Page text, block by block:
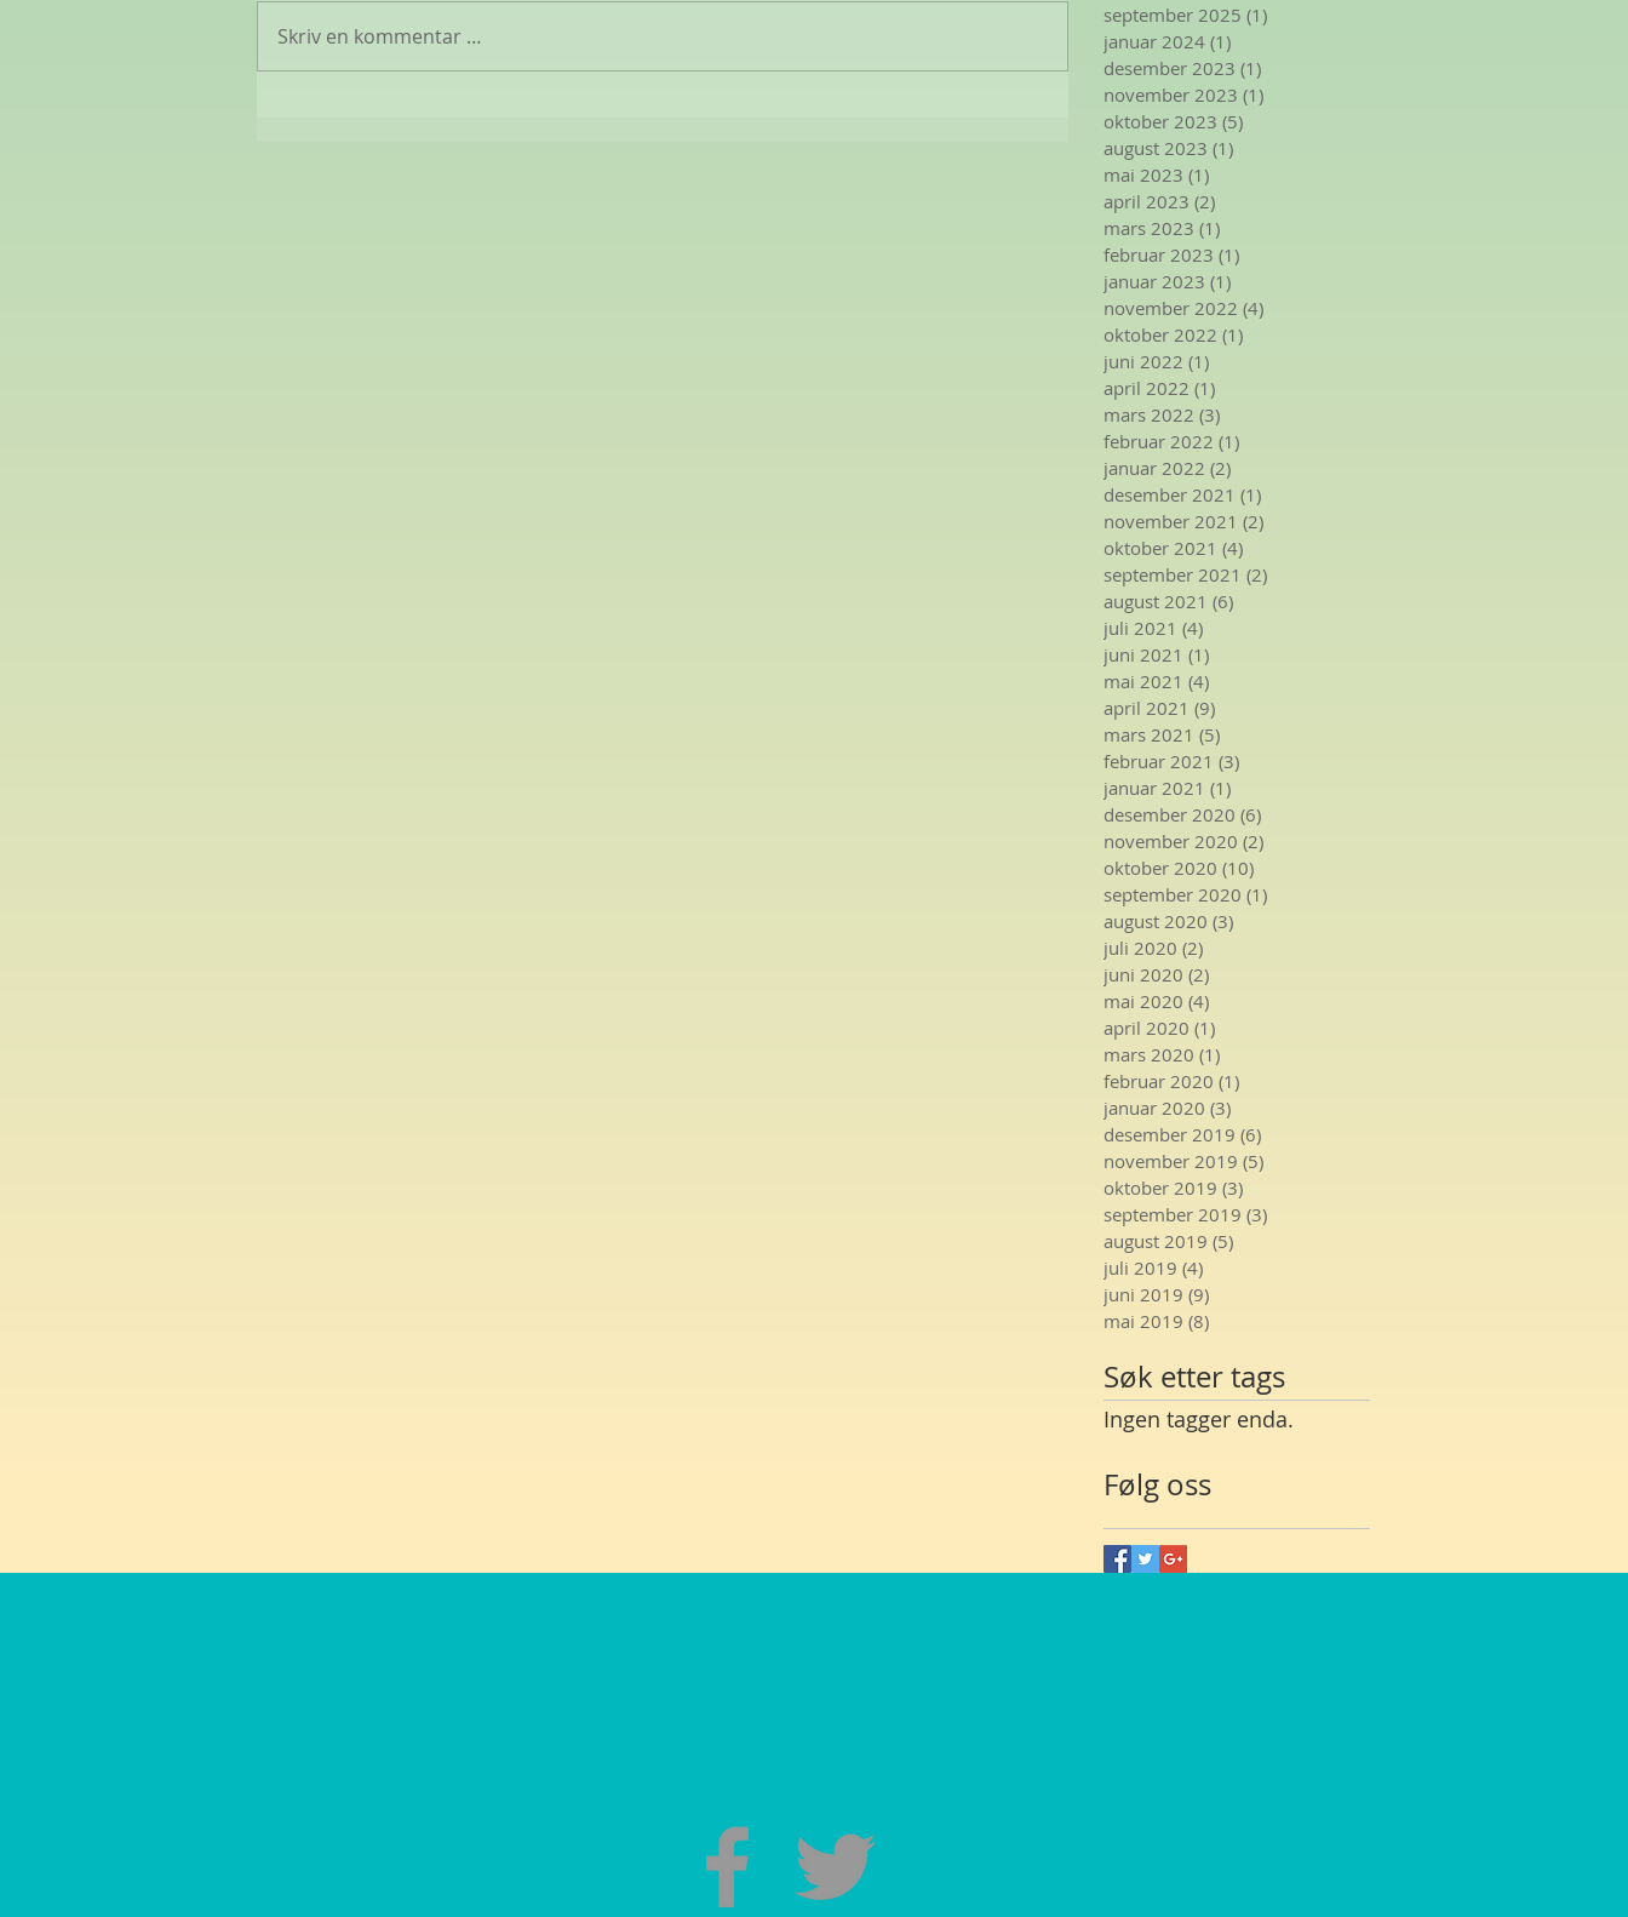
Skriv en kommentar …
september 2025 (1)
januar 2024 (1)
desember 2023 (1)
november 2023 (1)
oktober 2023 (5)
august 2023 (1)
mai 2023 (1)
april 2023 (2)
mars 2023 (1)
februar 2023 (1)
januar 2023 (1)
november 2022 (4)
oktober 2022 (1)
juni 2022 (1)
april 2022 (1)
mars 2022 (3)
februar 2022 (1)
januar 2022 (2)
desember 2021 (1)
november 2021 (2)
oktober 2021 (4)
september 2021 (2)
august 2021 (6)
juli 2021 (4)
juni 2021 (1)
mai 2021 (4)
april 2021 (9)
mars 2021 (5)
februar 2021 (3)
januar 2021 (1)
desember 2020 (6)
november 2020 (2)
oktober 2020 (10)
september 2020 (1)
august 2020 (3)
juli 2020 (2)
juni 2020 (2)
mai 2020 (4)
april 2020 (1)
mars 2020 (1)
februar 2020 (1)
januar 2020 (3)
desember 2019 (6)
november 2019 (5)
oktober 2019 (3)
september 2019 (3)
august 2019 (5)
juli 2019 (4)
juni 2019 (9)
mai 2019 (8)
Søk etter tags
Ingen tagger enda.
Følg oss